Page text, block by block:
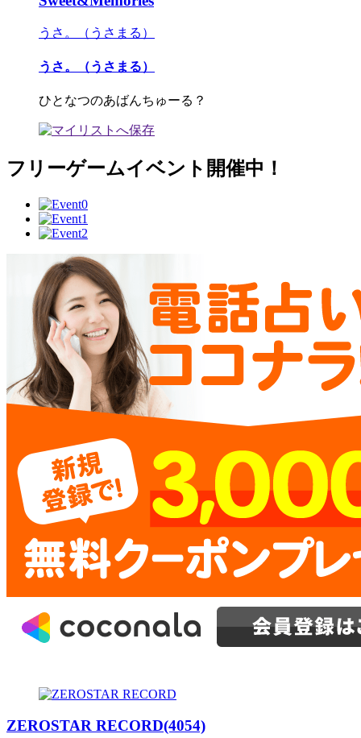
うさ。（うさまる）
うさ。（うさまる）
ひとなつのあばんちゅーる？
フリーゲームイベント開催中！
ZEROSTAR RECORD(4054)